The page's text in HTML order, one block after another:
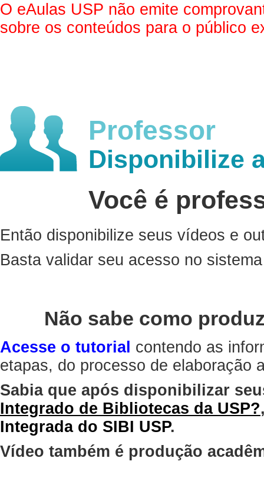
O eAulas USP não emite
sobre os conteúdos para o público
Professor
Disponibilize
Você é
Então disponibilize seus vídeos e
Basta validar seu acesso no
Não sabe como
Acesse o tutorial contendo as
etapas, do processo de elaboração
Sabia que após disponibilizar
Integrado de Bibliotecas da USP?
Integrada do SIBI USP.
Vídeo também é produção